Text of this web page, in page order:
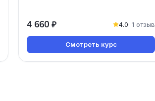
4 660 ₽ 4.0· 1 отзыв
Смотреть курс